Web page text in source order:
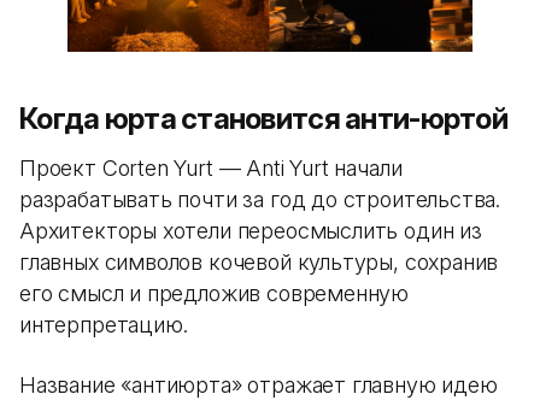
Когда юрта становится анти-юртой
Проект Corten Yurt — Anti Yurt начали
разрабатывать почти за год до строительства.
Архитекторы хотели переосмыслить один из
главных символов кочевой культуры, сохранив
его смысл и предложив современную
интерпретацию.
Название «антиюрта» отражает главную идею